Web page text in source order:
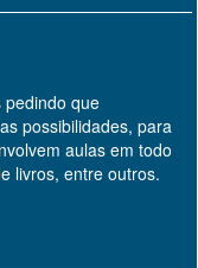
pedindo que
possibilidades, para
aulas em todo
livros, entre outros.